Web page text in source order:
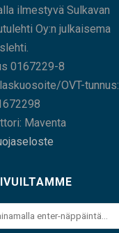
ilmestyvä Sulkavan
Oy:n julkaisema
0167229-8
OVT-tunnus:
Maventa